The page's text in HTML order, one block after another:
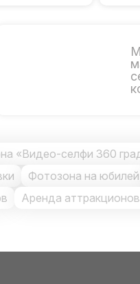
«Видео-селфи 360
Фотозона на юбилей
Аренда